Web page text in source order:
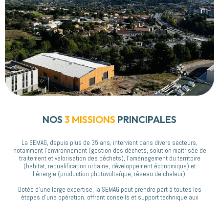
NOS 3 MISSIONS PRINCIPALES
La SEMAG, depuis plus de 35 ans, intervient dans divers secteurs,
notamment l’environnement (gestion des déchets, solution maîtrisée de
traitement et valorisation des déchets), l’aménagement du territoire
(habitat, requalification urbaine, développement économique) et
l’énergie (production photovoltaïque, réseau de chaleur).
Dotée d’une large expertise, la SEMAG peut prendre part à toutes les
étapes d’une opération, offrant conseils et support technique aux